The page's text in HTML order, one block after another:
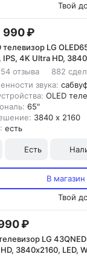
Твой
990 ₽
телевизор LG
IPS, 4K Ultra HD,
54 отзыва
882
звука:
OLED
65"
3840 x 2160
есть
Есть
В магазин
Твой
₽
LG
3840х2160, LED,